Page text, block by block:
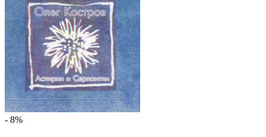
- 8%